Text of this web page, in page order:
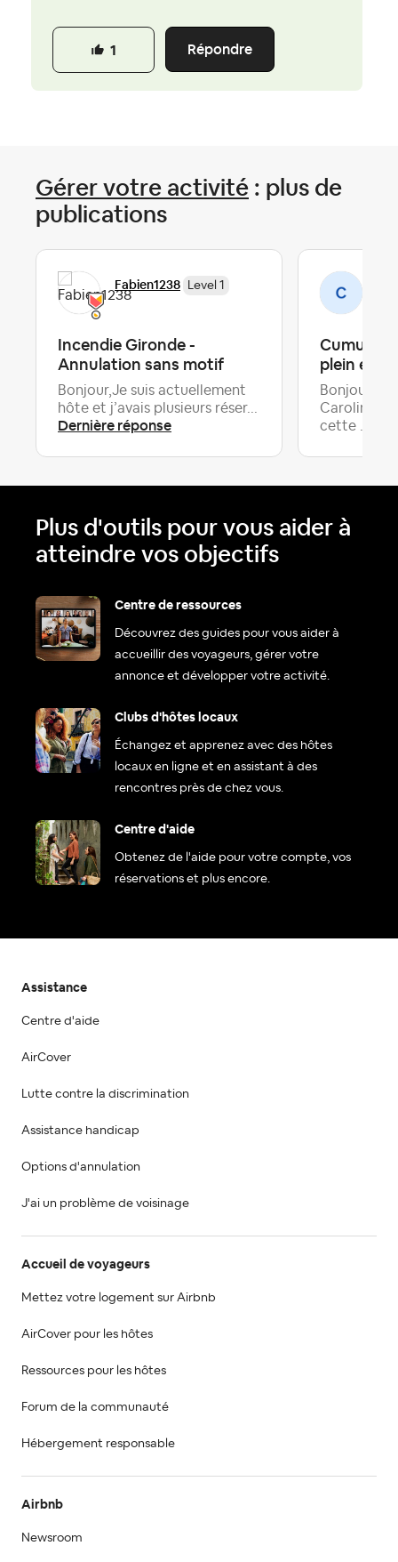
Répondre
1
Gérer votre activité : plus de
publications
Fabien1238 Level 1
Incendie Gironde -
Annulation sans motif
Bonjour,Je suis actuellement
hôte et j’avais plusieurs réser...
Dernière réponse
Cumul
plein et
Bonjour,
Caroline, je
cette ...
Plus d'outils pour vous aider à
atteindre vos objectifs
Centre de ressources
Découvrez des guides pour vous aider à
accueillir des voyageurs, gérer votre
annonce et développer votre activité.
Clubs d'hôtes locaux
Échangez et apprenez avec des hôtes
locaux en ligne et en assistant à des
rencontres près de chez vous.
Centre d'aide
Obtenez de l'aide pour votre compte, vos
réservations et plus encore.
Assistance
Centre d'aide
AirCover
Lutte contre la discrimination
Assistance handicap
Options d'annulation
J'ai un problème de voisinage
Accueil de voyageurs
Mettez votre logement sur Airbnb
AirCover pour les hôtes
Ressources pour les hôtes
Forum de la communauté
Hébergement responsable
Airbnb
Newsroom